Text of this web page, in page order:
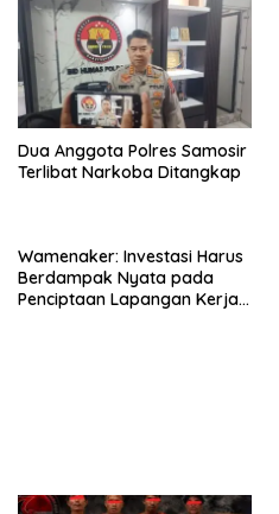
Dua Anggota Polres Samosir
Terlibat Narkoba Ditangkap
Wamenaker: Investasi Harus
Berdampak Nyata pada
Penciptaan Lapangan Kerja